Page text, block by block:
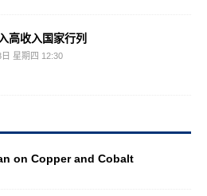
高收入国家行列
星期四 12:30
on Copper and Cobalt